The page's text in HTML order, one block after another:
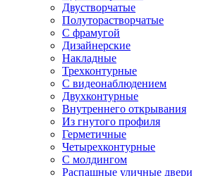
Двустворчатые
Полуторастворчатые
С фрамугой
Дизайнерские
Накладные
Трехконтурные
С видеонаблюдением
Двухконтурные
Внутреннего открывания
Из гнутого профиля
Герметичные
Четырехконтурные
С молдингом
Распашные уличные двери